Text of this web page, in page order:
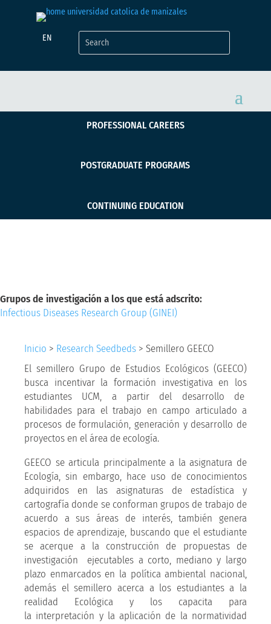
EN
PROFESSIONAL CAREERS
POSTGRADUATE PROGRAMS
CONTINUING EDUCATION
Grupos de investigación a los que está adscrito:
Infectious Diseases Research Group (GINEI)
Inicio > Research Seedbeds > Semillero GEECO
El semillero Grupo de Estudios Ecológicos (GEECO)
busca incentivar la formación investigativa en los
estudiantes UCM, a partir del desarrollo de
habilidades para el trabajo en campo articulado a
procesos de formulación, generación y desarrollo de
proyectos en el área de ecología.
GEECO se articula principalmente a la asignatura de
Ecología, sin embargo, hace uso de conocimientos
adquiridos en las asignaturas de estadística y
cartografía donde se conforman grupos de trabajo de
acuerdo a sus áreas de interés, también genera
espacios de aprendizaje, buscando que el estudiante
se acerque a la construcción de propuestas de
investigación ejecutables a corto, mediano y largo
plazo enmarcados en la política ambiental nacional,
además el semillero acerca a los estudiantes a la
realidad Ecológica y los capacita para
la interpretación y la aplicación de la normatividad